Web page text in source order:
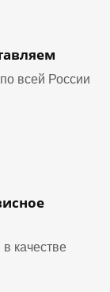
всей России
качестве